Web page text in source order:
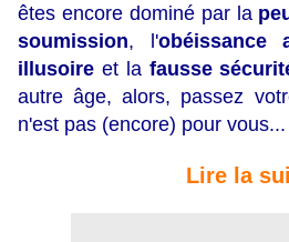
êtes encore dominé par la
soumission, l'obéissance
illusoire et la fausse
autre âge, alors, passez
n'est pas (encore) pour vous...
Lire la